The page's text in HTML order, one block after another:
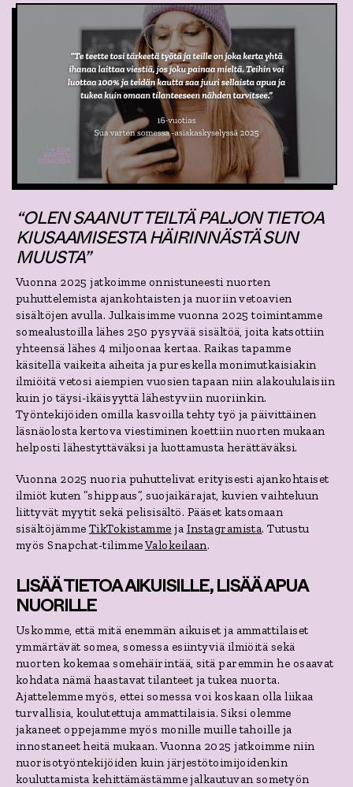
“OLEN SAANUT TEILTÄ PALJON TIETOA
KIUSAAMISESTA HÄIRINNÄSTÄ SUN
MUUSTA”
Vuonna 2025 jatkoimme onnistuneesti nuorten
puhuttelemista ajankohtaisten ja nuoriin vetoavien
sisältöjen avulla. Julkaisimme vuonna 2025 toimintamme
somealustoilla lähes 250 pysyvää sisältöä, joita katsottiin
yhteensä lähes 4 miljoonaa kertaa. Raikas tapamme
käsitellä vaikeita aiheita ja pureskella monimutkaisiakin
ilmiöitä vetosi aiempien vuosien tapaan niin alakoululaisiin
kuin jo täysi-ikäisyyttä lähestyviin nuoriinkin.
Työntekijöiden omilla kasvoilla tehty työ ja päivittäinen
läsnäolosta kertova viestiminen koettiin nuorten mukaan
helposti lähestyttäväksi ja luottamusta herättäväksi.
Vuonna 2025 nuoria puhuttelivat erityisesti ajankohtaiset
ilmiöt kuten ”shippaus”, suojaikärajat, kuvien vaihteluun
liittyvät myytit sekä pelisisältö. Pääset katsomaan
sisältöjämme TikTokistamme ja Instagramista. Tutustu
myös Snapchat-tilimmeValokeilaan.
LISÄÄ TIETOA AIKUISILLE, LISÄÄ APUA
NUORILLE
Uskomme, että mitä enemmän aikuiset ja ammattilaiset
ymmärtävät somea, somessa esiintyviä ilmiöitä sekä
nuorten kokemaa somehäirintää, sitä paremmin he osaavat
kohdata nämä haastavat tilanteet ja tukea nuorta.
Ajattelemme myös, ettei somessa voi koskaan olla liikaa
turvallisia, koulutettuja ammattilaisia. Siksi olemme
jakaneet oppejamme myös monille muille tahoille ja
innostaneet heitä mukaan. Vuonna 2025 jatkoimme niin
nuorisotyöntekijöiden kuin järjestötoimijoidenkin
kouluttamista kehittämästämme jalkautuvan sometyön